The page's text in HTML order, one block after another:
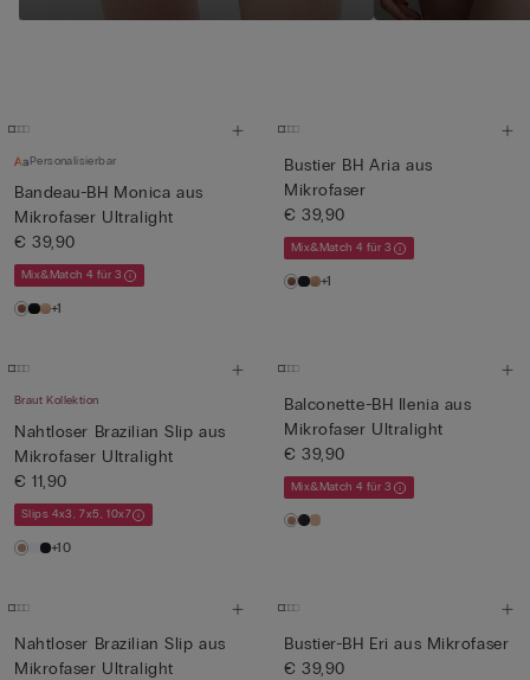
Personalisierbar
Bandeau-BH Monica aus
Mikrofaser Ultralight
€ 39,90
Mix&Match 4 für 3
+1
Bustier BH Aria aus
Mikrofaser
€ 39,90
Mix&Match 4 für 3
+1
Braut Kollektion
Nahtloser Brazilian Slip aus
Mikrofaser Ultralight
€ 11,90
Slips 4x3, 7x5, 10x7
+10
Balconette-BH Ilenia aus
Mikrofaser Ultralight
€ 39,90
Mix&Match 4 für 3
Nahtloser Brazilian Slip aus
Mikrofaser Ultralight
Bustier-BH Eri aus Mikrofaser
€ 39,90